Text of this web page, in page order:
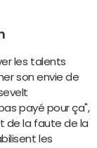
les talents
son envie de
payé pour ça",
de la faute de la
les